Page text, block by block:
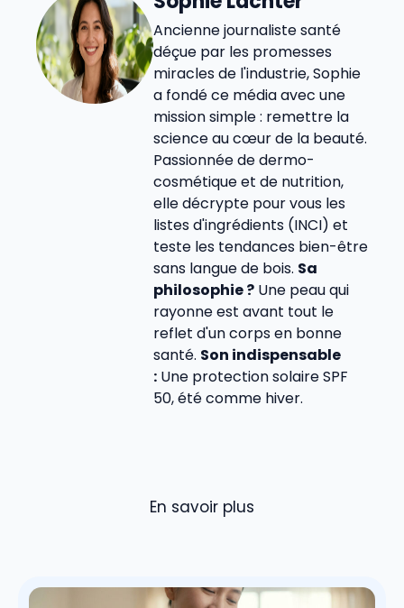
Ancienne journaliste santé
déçue par les promesses
miracles de l'industrie, Sophie
a fondé ce média avec une
mission simple : remettre la
science au cœur de la beauté.
Passionnée de dermo-
cosmétique et de nutrition,
elle décrypte pour vous les
listes d'ingrédients (INCI) et
teste les tendances bien-être
sans langue de bois. Sa
philosophie ? Une peau qui
rayonne est avant tout le
reflet d'un corps en bonne
santé. Son indispensable
: Une protection solaire SPF
50, été comme hiver.
En savoir plus